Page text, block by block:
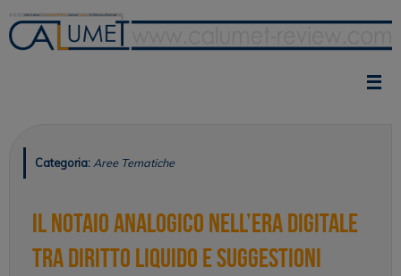
contenuto
Categoria: Aree Tematiche
Il Notaio analogico nell’era digitale
tra diritto liquido e suggestioni